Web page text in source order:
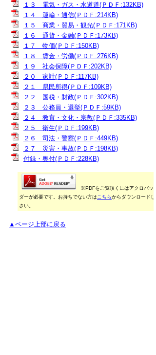
１３ 電気・ガス・水道道(ＰＤＦ:132KB)
１４ 運輸・通信(ＰＤＦ:214KB)
１５ 商業・貿易・観光(ＰＤＦ:171KB)
１６ 通貨・金融(ＰＤＦ:173KB)
１７ 物価(ＰＤＦ:150KB)
１８ 賃金・労働(ＰＤＦ:276KB)
１９ 社会保障(ＰＤＦ:202KB)
２０ 家計(ＰＤＦ:117KB)
２１ 県民所得(ＰＤＦ:109KB)
２２ 国税・財政(ＰＤＦ:302KB)
２３ 公務員・選挙(ＰＤＦ:59KB)
２４ 教育・文化・宗教(ＰＤＦ:335KB)
２５ 衛生(ＰＤＦ:199KB)
２６ 司法・警察(ＰＤＦ:449KB)
２７ 災害・事故(ＰＤＦ:198KB)
付録・奥付(ＰＤＦ:228KB)
※PDFをご覧頂くにはアクロバッ
ダーが必要です。お持ちでない方は こちらからダウンロードし
さい。
▲ページ上部に戻る